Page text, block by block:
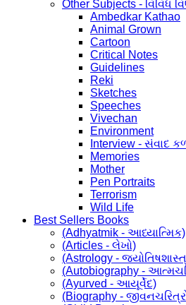
Other Subjects - વિવિધ
Ambedkar Kathao
Animal Grown
Cartoon
Critical Notes
Guidelines
Reki
Sketches
Speeches
Vivechan
Environment
Interview - સંવાદ
Memories
Mother
Pen Portraits
Terrorism
Wild Life
Best Sellers Books
(Adhyatmik - આધ્યાત્મિક)
(Articles - લેખો)
(Astrology -
(Autobiography -
(Ayurved - આયૂર્વેદ)
(Biography -